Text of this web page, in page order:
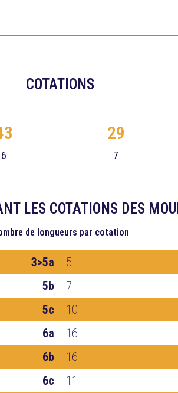
COTATIONS
6 7
29
LES COTATIONS DES
de longueurs par cotation
3>5a
5
5b
7
5c
10
6a
16
6b
16
6c
11